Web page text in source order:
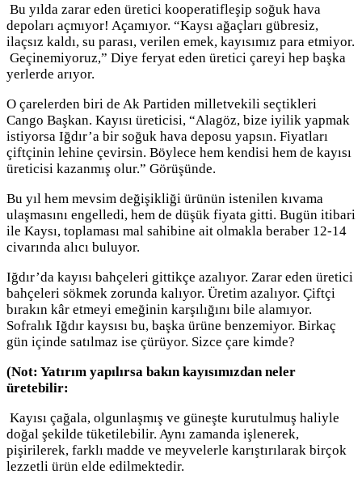
Bu yılda zarar eden üretici kooperatifleşip soğuk hava
depoları açmıyor! Açamıyor. “Kaysı ağaçları gübresiz,
ilaçsız kaldı, su parası, verilen emek, kayısımız para etmiyor.
Geçinemiyoruz,” Diye feryat eden üretici çareyi hep başka
yerlerde arıyor.
O çarelerden biri de Ak Partiden milletvekili seçtikleri
Cango Başkan. Kayısı üreticisi, “Alagöz, bize iyilik yapmak
istiyorsa Iğdır’a bir soğuk hava deposu yapsın. Fiyatları
çiftçinin lehine çevirsin. Böylece hem kendisi hem de kayısı
üreticisi kazanmış olur.” Görüşünde.
Bu yıl hem mevsim değişikliği ürünün istenilen kıvama
ulaşmasını engelledi, hem de düşük fiyata gitti. Bugün itibari
ile Kaysı, toplaması mal sahibine ait olmakla beraber 12-14
civarında alıcı buluyor.
Iğdır’da kayısı bahçeleri gittikçe azalıyor. Zarar eden üretici
bahçeleri sökmek zorunda kalıyor. Üretim azalıyor. Çiftçi
bırakın kâr etmeyi emeğinin karşılığını bile alamıyor.
Sofralık Iğdır kaysısı bu, başka ürüne benzemiyor. Birkaç
gün içinde satılmaz ise çürüyor. Sizce çare kimde?
(Not: Yatırım yapılırsa bakın kayısımızdan neler
üretebilir:
Kayısı çağala, olgunlaşmış ve güneşte kurutulmuş haliyle
doğal şekilde tüketilebilir. Aynı zamanda işlenerek,
pişirilerek, farklı madde ve meyvelerle karıştırılarak birçok
lezzetli ürün elde edilmektedir.